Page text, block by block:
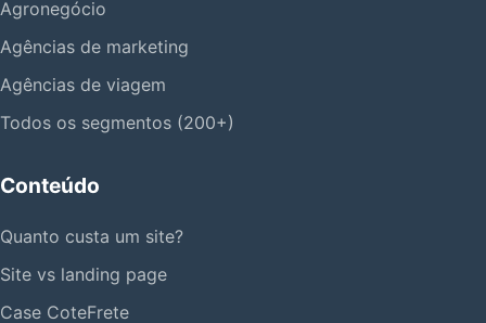
Agronegócio
Agências de marketing
Agências de viagem
Todos os segmentos (200+)
Conteúdo
Quanto custa um site?
Site vs landing page
Case CoteFrete